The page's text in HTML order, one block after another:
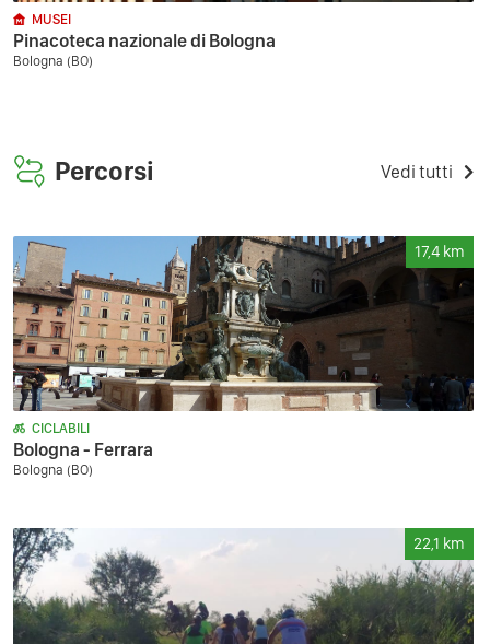
MUSEI
Pinacoteca nazionale di Bologna
Bologna (BO)
Percorsi Vedi tutti
17,4 km
CICLABILI
Bologna - Ferrara
Bologna (BO)
22,1 km